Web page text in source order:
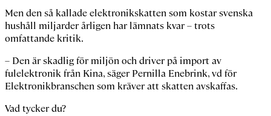
Men den så kallade elektronikskatten som kostar svenska
hushåll miljarder årligen har lämnats kvar – trots
omfattande kritik.
– Den är skadlig för miljön och driver på import av
fulelektronik från Kina, säger Pernilla Enebrink, vd för
Elektronikbranschen som kräver att skatten avskaffas.
Vad tycker du?